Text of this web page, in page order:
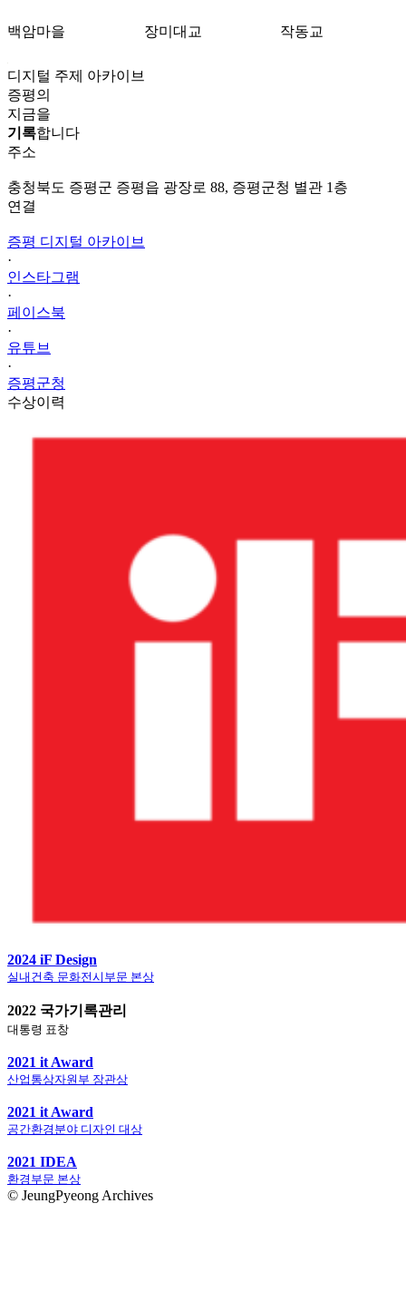
백암마을 장미대교 작동교
디지털 주제 아카이브
증평의
지금을
기록합니다
주소
충청북도 증평군 증평읍 광장로 88, 증평군청 별관 1층
연결
증평 디지털 아카이브
·
인스타그램
·
페이스북
·
유튜브
·
증평군청
수상이력
2024 iF Design
실내건축 문화전시부문 본상
2022 국가기록관리
대통령 표창
2021 it Award
산업통상자원부 장관상
2021 it Award
공간환경분야 디자인 대상
2021 IDEA
환경부문 본상
© JeungPyeong Archives